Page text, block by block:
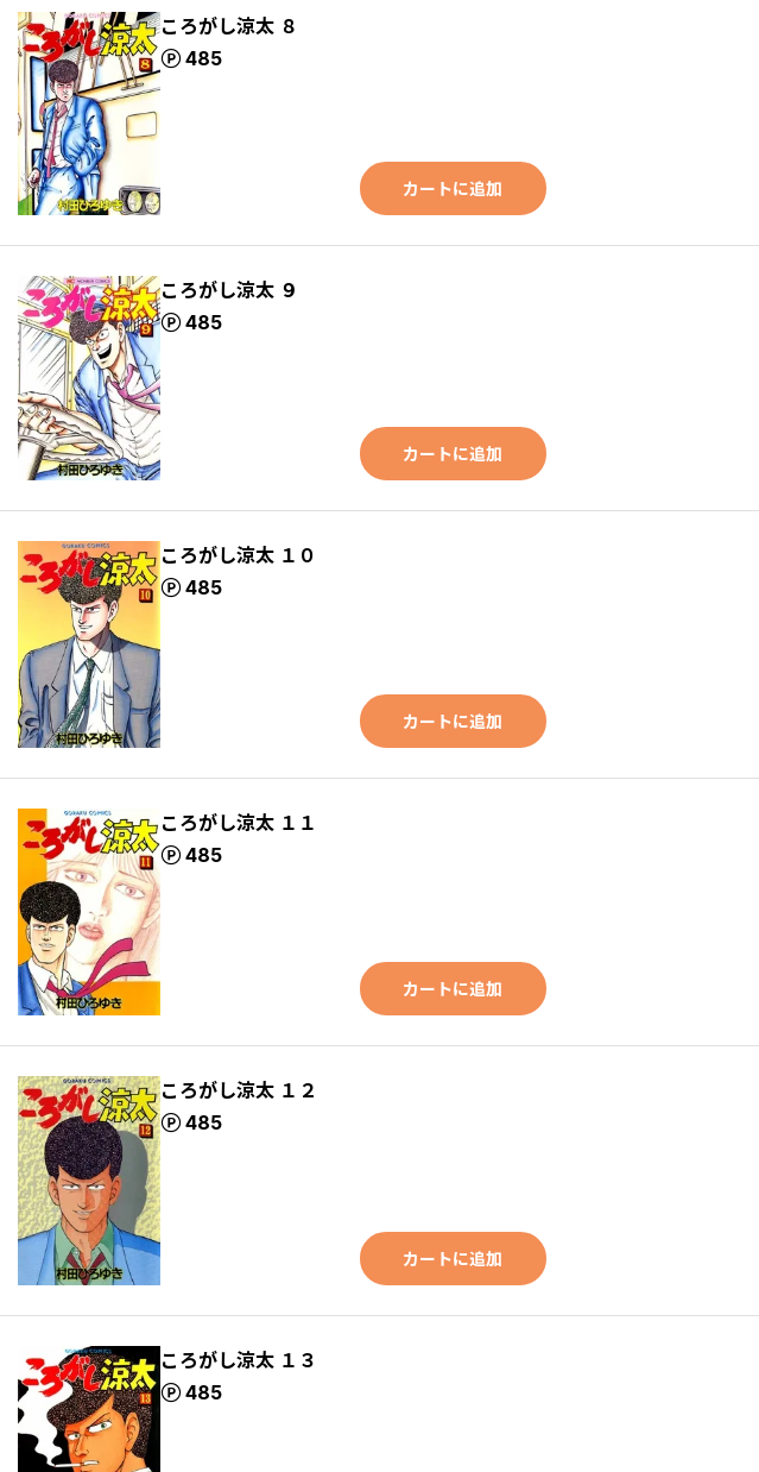
ころがし涼太 ８
485
ポイント
カートに追加
ころがし涼太 ９
485
ポイント
カートに追加
ころがし涼太 １０
485
ポイント
カートに追加
ころがし涼太 １１
485
ポイント
カートに追加
ころがし涼太 １２
485
ポイント
カートに追加
ころがし涼太 １３
485
ポイント